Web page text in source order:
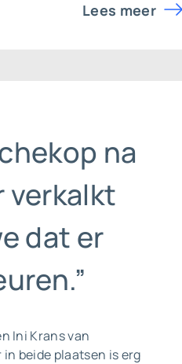
Lees meer
na
verkalkt
dat er
Ini Krans van
beide plaatsen is erg